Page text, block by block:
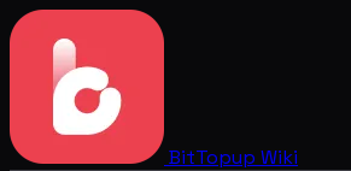
BitTopup Wiki